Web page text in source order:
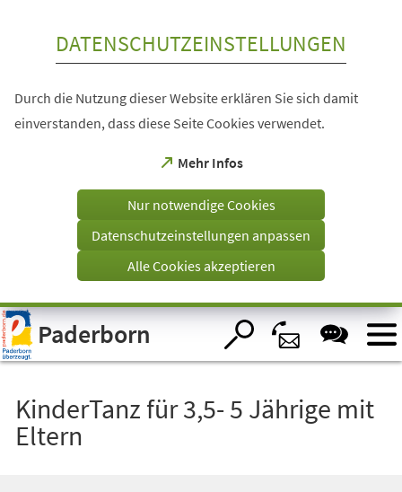
Visuelle
Assistenzsoftware
öffnen.
DATENSCHUTZEINSTELLUNGEN
Durch die Nutzung dieser Website erklären Sie sich damit
einverstanden, dass diese Seite Cookies verwendet.
Mehr Infos
(Öffnet
einem
Tab)
Nur notwendige Cookies
Datenschutzeinstellungen anpassen
Alle Cookies akzeptieren
Paderborn
KinderTanz für 3,5- 5 Jährige mit
Eltern